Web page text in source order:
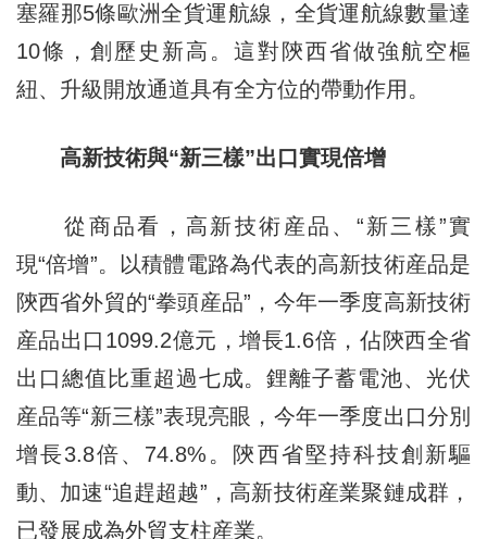
塞羅那5條歐洲全貨運航線，全貨運航線數量達
10條，創歷史新高。這對陝西省做強航空樞
紐、升級開放通道具有全方位的帶動作用。
高新技術與“新三樣”出口實現倍增
從商品看，高新技術産品、“新三樣”實
現“倍增”。以積體電路為代表的高新技術産品是
陝西省外貿的“拳頭産品”，今年一季度高新技術
産品出口1099.2億元，增長1.6倍，佔陝西全省
出口總值比重超過七成。鋰離子蓄電池、光伏
産品等“新三樣”表現亮眼，今年一季度出口分別
增長3.8倍、74.8%。陝西省堅持科技創新驅
動、加速“追趕超越”，高新技術産業聚鏈成群，
已發展成為外貿支柱産業。